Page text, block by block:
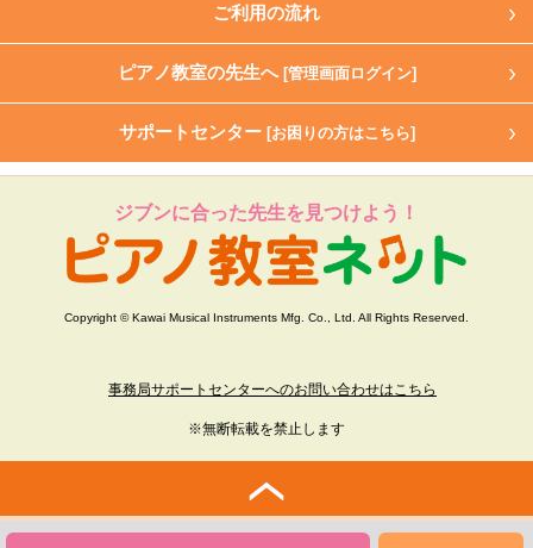
ご利用の流れ
ピアノ教室の先生へ [管理画面ログイン]
サポートセンター [お困りの方はこちら]
ジブンに合った先生を見つけよう！
Copyright © Kawai Musical Instruments Mfg. Co., Ltd. All Rights Reserved.
事務局サポートセンターへのお問い合わせはこちら
※無断転載を禁止します